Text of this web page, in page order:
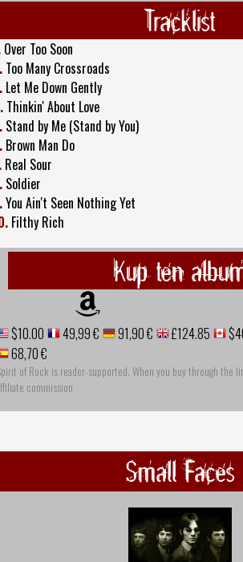
Tracklist
Over Too Soon
Too Many Crossroads
Let Me Down Gently
Thinkin' About Love
Stand by Me (Stand by You)
Brown Man Do
Real Sour
Soldier
You Ain't Seen Nothing Yet
Filthy Rich
Kup ten
$10.00 49,99 € 91,90 € £124.85
68,70 €
of Rock is reader-supported. When you buy through the
commission
Small Faces